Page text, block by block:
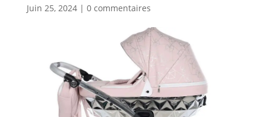
Juin 25, 2024| 0 commentaires